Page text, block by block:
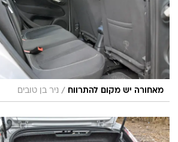
מאחורה יש מקום להתרווח / ניר בן טובים